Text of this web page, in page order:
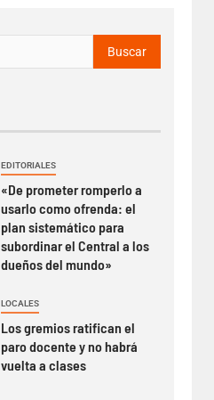
EDITORIALES
«De prometer romperlo a
usarlo como ofrenda: el
plan sistemático para
subordinar el Central a los
dueños del mundo»
LOCALES
Los gremios ratifican el
paro docente y no habrá
vuelta a clases